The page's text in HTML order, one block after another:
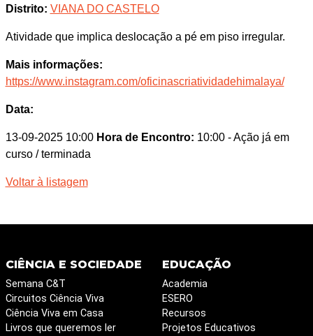
Distrito: VIANA DO CASTELO
Atividade que implica deslocação a pé em piso irregular.
Mais informações:
https://www.instagram.com/oficinascriatividadehimalaya/
Data:
13-09-2025 10:00 Hora de Encontro: 10:00 - Ação já em
curso / terminada
Voltar à listagem
CIÊNCIA E SOCIEDADE
Semana C&T
Circuitos Ciência Viva
Ciência Viva em Casa
Livros que queremos ler
EDUCAÇÃO
Academia
ESERO
Recursos
Projetos Educativos